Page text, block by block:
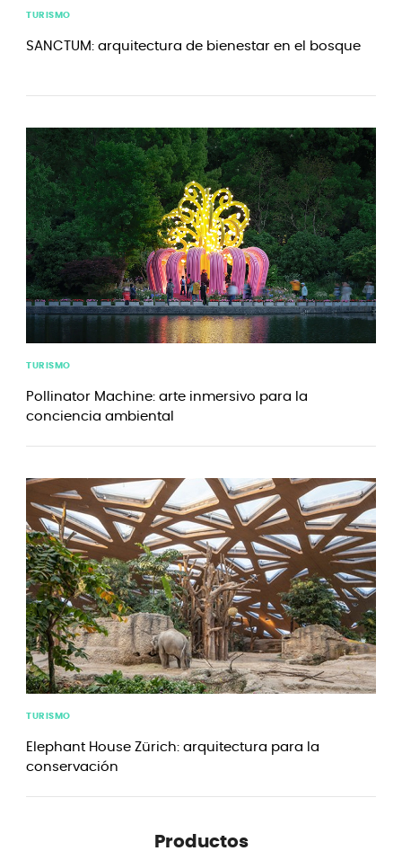
TURISMO
SANCTUM: arquitectura de bienestar en el bosque
TURISMO
Pollinator Machine: arte inmersivo para la
conciencia ambiental
TURISMO
Elephant House Zürich: arquitectura para la
conservación
Productos